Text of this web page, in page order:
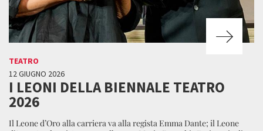
TEATRO
12 GIUGNO 2026
I LEONI DELLA BIENNALE TEATRO
2026
Il Leone d’Oro alla carriera va alla regista Emma Dante; il Leone